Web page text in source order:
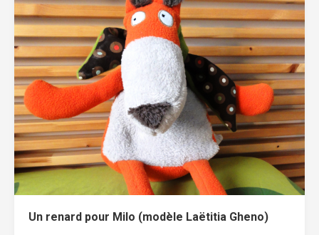
Un renard pour Milo (modèle Laëtitia Gheno)